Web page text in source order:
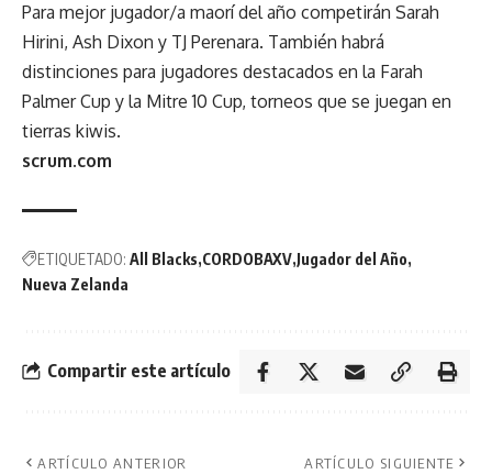
Para mejor jugador/a maorí del año competirán Sarah
Hirini, Ash Dixon y TJ Perenara. También habrá
distinciones para jugadores destacados en la Farah
Palmer Cup y la Mitre 10 Cup, torneos que se juegan en
tierras kiwis.
scrum.com
ETIQUETADO: All Blacks CORDOBAXV Jugador del Año
Nueva Zelanda
Compartir este artículo
ARTÍCULO ANTERIOR ARTÍCULO SIGUIENTE